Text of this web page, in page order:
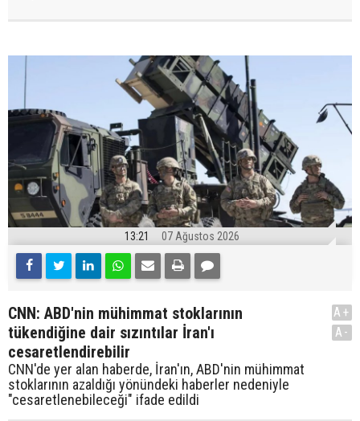
13:21 07 Ağustos 2026
CNN: ABD'nin mühimmat stoklarının
tükendiğine dair sızıntılar İran'ı
cesaretlendirebilir
CNN'de yer alan haberde, İran'ın, ABD'nin mühimmat
stoklarının azaldığı yönündeki haberler nedeniyle
"cesaretlenebileceği" ifade edildi
A+
A-